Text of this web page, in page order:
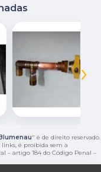
›
" é de direito reservado.
é proibida sem a
– artigo 184 do Código Penal –